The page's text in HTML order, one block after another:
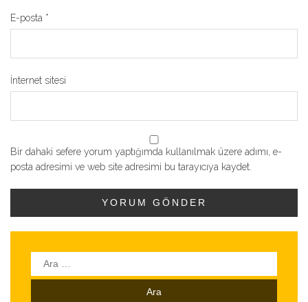
E-posta *
İnternet sitesi
Bir dahaki sefere yorum yaptığımda kullanılmak üzere adımı, e-
posta adresimi ve web site adresimi bu tarayıcıya kaydet.
Arama: